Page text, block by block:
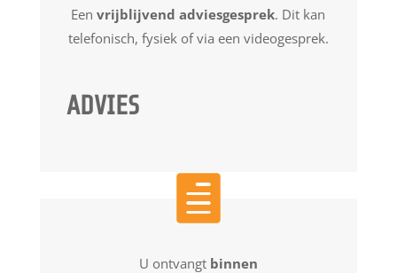
Eenvrijblijvend adviesgesprek. Dit kan
telefonisch, fysiek of via een videogesprek.
ADVIES
U ontvangt binnen